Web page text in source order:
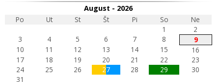
August - 2026
Po
Ut St Št Pi So
Ne
1
2
3
4 5 6 7 8
9
10
11 12 13 14 15
16
17
18 19 20 21 22
23
24
25 26 27 28 29
30
31